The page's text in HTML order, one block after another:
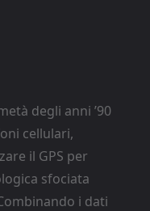
degli anni ’90
cellulari,
il GPS per
sfociata
i dati